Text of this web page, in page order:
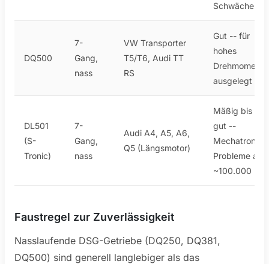
Schwächen
DQ500
7-
Gang,
nass
VW Transporter
T5/T6, Audi TT
RS
Gut -- für
hohes
Drehmoment
ausgelegt
DL501
(S-
Tronic)
7-
Gang,
nass
Audi A4, A5, A6,
Q5 (Längsmotor)
Mäßig bis
gut --
Mechatronik-
Probleme ab
~100.000 km
Faustregel zur Zuverlässigkeit
Nasslaufende DSG-Getriebe (DQ250, DQ381,
DQ500) sind generell langlebiger als das